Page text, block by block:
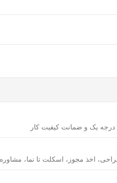
دهد. کابینت ساز می تواند
کند.
زمان نصب آنها مشکلی پیش
باشد. در وقت طراحی مدل
یک و ضمانت کیفیت کار
اخذ مجوز، اسکلت تا نما، مشاوره